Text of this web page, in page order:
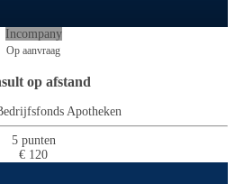
Incompany
Op aanvraag
op afstand
Apotheken
5 punten
€ 120